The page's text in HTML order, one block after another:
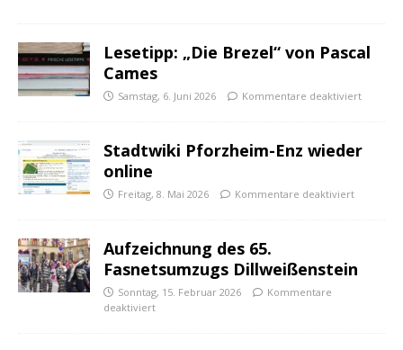
Lesetipp: „Die Brezel“ von Pascal
Cames
Samstag, 6. Juni 2026 Kommentare deaktiviert
Stadtwiki Pforzheim-Enz wieder
online
Freitag, 8. Mai 2026 Kommentare deaktiviert
Aufzeichnung des 65.
Fasnetsumzugs Dillweißenstein
Sonntag, 15. Februar 2026
Kommentare
deaktiviert